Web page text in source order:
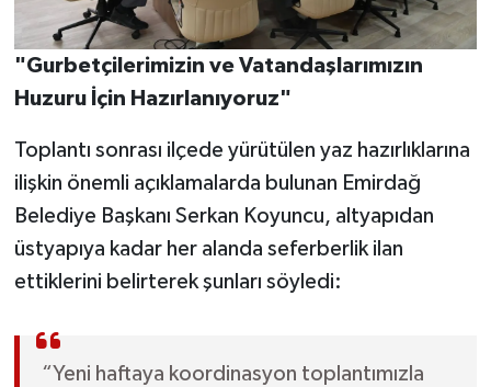
"Gurbetçilerimizin ve Vatandaşlarımızın
Huzuru İçin Hazırlanıyoruz"
Toplantı sonrası ilçede yürütülen yaz hazırlıklarına
ilişkin önemli açıklamalarda bulunan Emirdağ
Belediye Başkanı Serkan Koyuncu, altyapıdan
üstyapıya kadar her alanda seferberlik ilan
ettiklerini belirterek şunları söyledi:
“Yeni haftaya koordinasyon toplantımızla